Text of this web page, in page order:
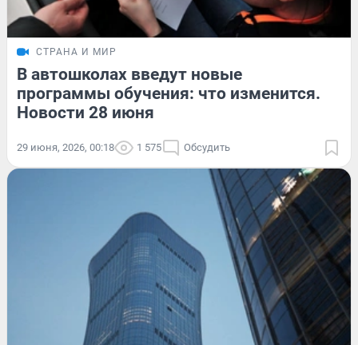
СТРАНА И МИР
В автошколах введут новые
программы обучения: что изменится.
Новости 28 июня
29 июня, 2026, 00:18 1 575 Обсудить